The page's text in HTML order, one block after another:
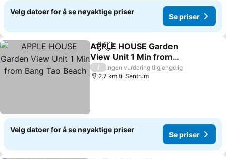
Velg datoer for å se nøyaktige priser
Se priser
Del Legg til i favoritter
APPLE HOUSE Garden
View Unit 1 Min from
Bang Tao Beach
Se priser
/
Ingen vurdering tilgjengelig
2.7 km til Sentrum
Velg datoer for å se nøyaktige priser
Se priser